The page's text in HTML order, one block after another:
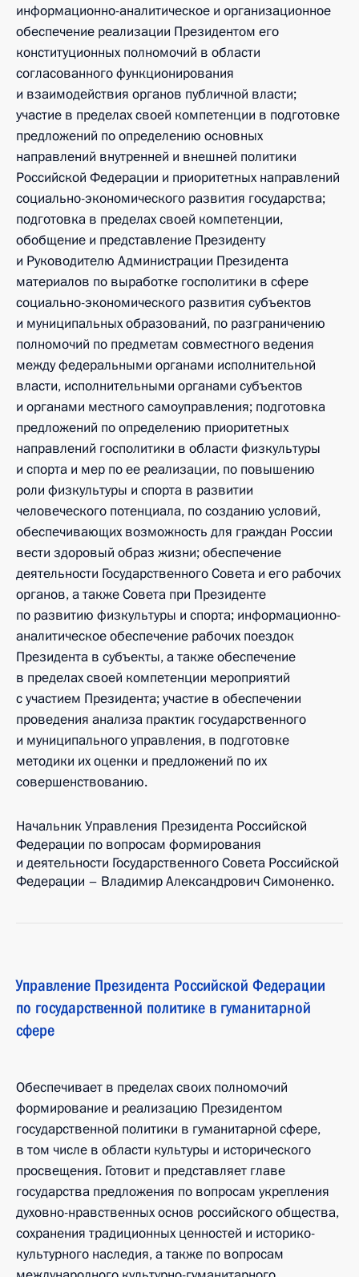
информационно-аналитическое и организационное
обеспечение реализации Президентом его
конституционных полномочий в области
согласованного функционирования
и взаимодействия органов публичной власти;
участие в пределах своей компетенции в подготовке
предложений по определению основных
направлений внутренней и внешней политики
Российской Федерации и приоритетных направлений
социально-экономического развития государства;
подготовка в пределах своей компетенции,
обобщение и представление Президенту
и Руководителю Администрации Президента
материалов по выработке госполитики в сфере
социально-экономического развития субъектов
и муниципальных образований, по разграничению
полномочий по предметам совместного ведения
между федеральными органами исполнительной
власти, исполнительными органами субъектов
и органами местного самоуправления; подготовка
предложений по определению приоритетных
направлений госполитики в области физкультуры
и спорта и мер по ее реализации, по повышению
роли физкультуры и спорта в развитии
человеческого потенциала, по созданию условий,
обеспечивающих возможность для граждан России
вести здоровый образ жизни; обеспечение
деятельности Государственного Совета и его рабочих
органов, а также Совета при Президенте
по развитию физкультуры и спорта; информационно-
аналитическое обеспечение рабочих поездок
Президента в субъекты, а также обеспечение
в пределах своей компетенции мероприятий
с участием Президента; участие в обеспечении
проведения анализа практик государственного
и муниципального управления, в подготовке
методики их оценки и предложений по их
совершенствованию.
Начальник Управления Президента Российской
Федерации по вопросам формирования
и деятельности Государственного Совета Российской
Федерации – Владимир Александрович Симоненко.
Управление Президента Российской Федерации
по государственной политике в гуманитарной
сфере
Обеспечивает в пределах своих полномочий
формирование и реализацию Президентом
государственной политики в гуманитарной сфере,
в том числе в области культуры и исторического
просвещения. Готовит и представляет главе
государства предложения по вопросам укрепления
духовно-нравственных основ российского общества,
сохранения традиционных ценностей и историко-
культурного наследия, а также по вопросам